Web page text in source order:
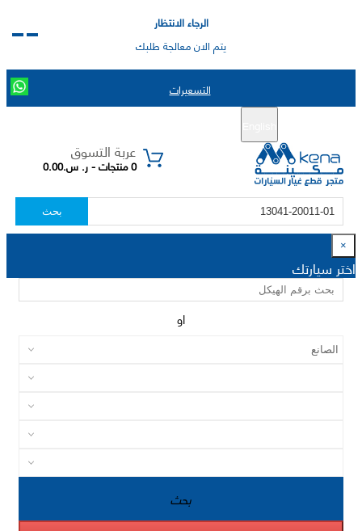
الرجاء الانتظار
يتم الان معالجة طلبك
التسعيرات
عربة التسوق
0 منتجات - ر. س.0.00
بحث
×
اختر سيارتك
او
بحث